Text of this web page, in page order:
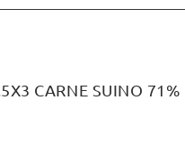
CARNE SUINO 71%